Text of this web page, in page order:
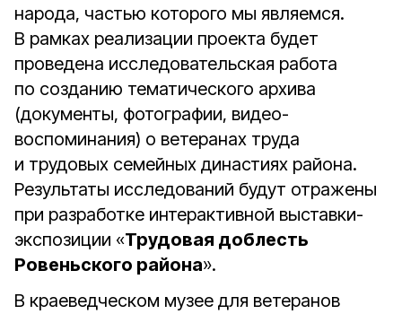
народа, частью которого мы являемся.
В рамках реализации проекта будет
проведена исследовательская работа
по созданию тематического архива
(документы, фотографии, видео-
воспоминания) о ветеранах труда
и трудовых семейных династиях района.
Результаты исследований будут отражены
при разработке интерактивной выставки-
экспозиции «Трудовая доблесть
Ровеньского района».
В краеведческом музее для ветеранов